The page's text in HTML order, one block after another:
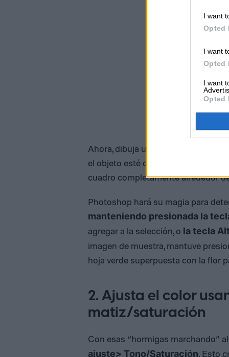
I want
Opted
I want
Opted
I want
Opted
Ahora, dibuja un cuadro alrededor
el objeto esté dentro de la caja;
cuadro completamente alrededor
Photoshop hará su magia para
manteniendo presionada la
agregar a la selección, o la tecla
imagen de muestra, mantuve
hoja verde superpuesta con la flor
2. Ajusta el color
matiz/saturación
Con esas “hormigas marchando”
ajuste> Tono/Saturación. Esto